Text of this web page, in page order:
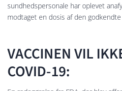
sundhedspersonale har oplevet
modtaget en dosis af den
VACCINEN VIL
COVID-19: